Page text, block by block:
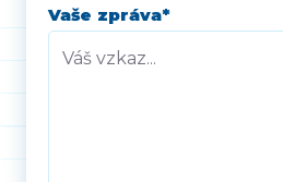
Vaše zpráva*